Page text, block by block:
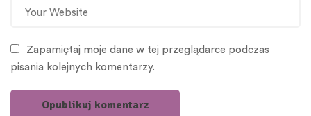
Zapamiętaj moje dane w tej przeglądarce podczas
pisania kolejnych komentarzy.